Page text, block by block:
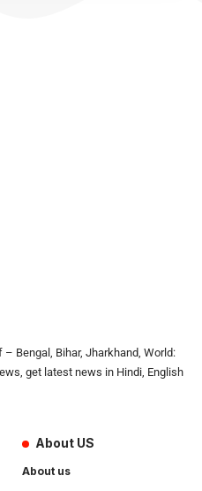
Bengal, Bihar, Jharkhand, World:
get latest news in Hindi, English
About US
About us